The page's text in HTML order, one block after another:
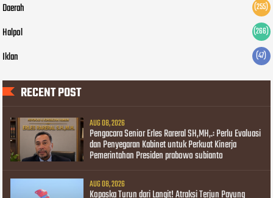
Daerah (255)
Halpol (266)
Iklan (47)
RECENT POST
AUG 08, 2026
Pengacara Senior Erles Rareral SH,MH,.: Perlu Evaluasi
dan Penyegaran Kabinet untuk Perkuat Kinerja
Pemerintahan Presiden prabowo subianto
AUG 08, 2026